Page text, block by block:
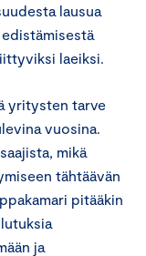
lausua
laeiksi.
yritysten tarve
vuosina.
mikä
tähtäävän
pitääkin
ja